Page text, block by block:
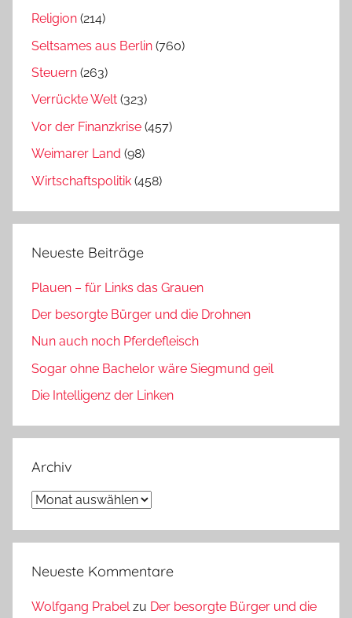
Religion (214)
Seltsames aus Berlin (760)
Steuern (263)
Verrückte Welt (323)
Vor der Finanzkrise (457)
Weimarer Land (98)
Wirtschaftspolitik (458)
Neueste Beiträge
Plauen – für Links das Grauen
Der besorgte Bürger und die Drohnen
Nun auch noch Pferdefleisch
Sogar ohne Bachelor wäre Siegmund geil
Die Intelligenz der Linken
Archiv
Archiv
Neueste Kommentare
Wolfgang Prabelzu Der besorgte Bürger und die